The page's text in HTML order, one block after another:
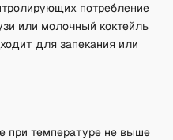
потребление
или молочный коктейль
для запекания или
при температуре не выше